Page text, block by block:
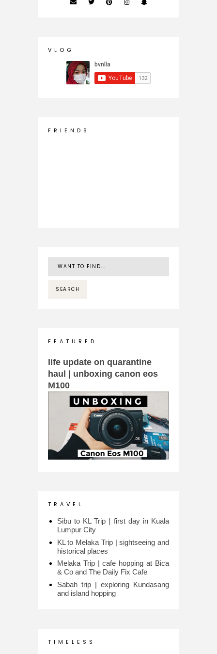
V L O G
F R I E N D S
F E A T U R E D
life update on quarantine
haul | unboxing canon eos
M100
T R A V E L
Sibu to KL Trip | first day in Kuala
Lumpur City
KL to Melaka Trip | sightseeing and
historical places
Melaka Trip | cafe hopping at Bica
& Co and The Daily Fix Cafe
Sabah trip | exploring Kundasang
and island hopping
T I M E L E S S